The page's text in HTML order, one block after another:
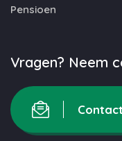
Pensioen
Vragen? Neem
Contact